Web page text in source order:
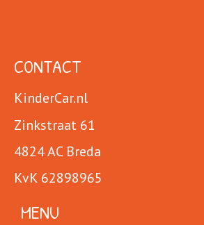
CONTACT
KinderCar.nl
Zinkstraat 61
4824 AC Breda
KvK 62898965
MENU